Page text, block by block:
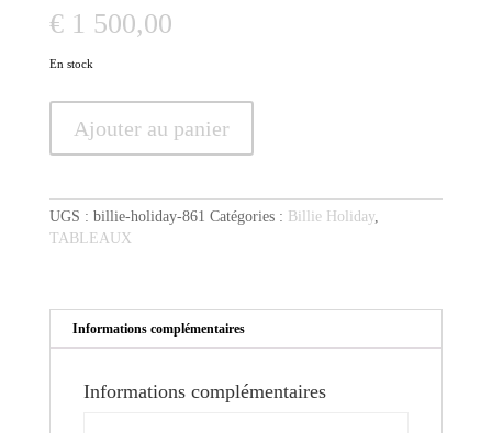
€1 500,00
En stock
Billie
en
pleine
chanson
Ajouter au panier
UGS : billie-holiday-861 Catégories : Billie Holiday,
TABLEAUX
Informations complémentaires
Informations complémentaires